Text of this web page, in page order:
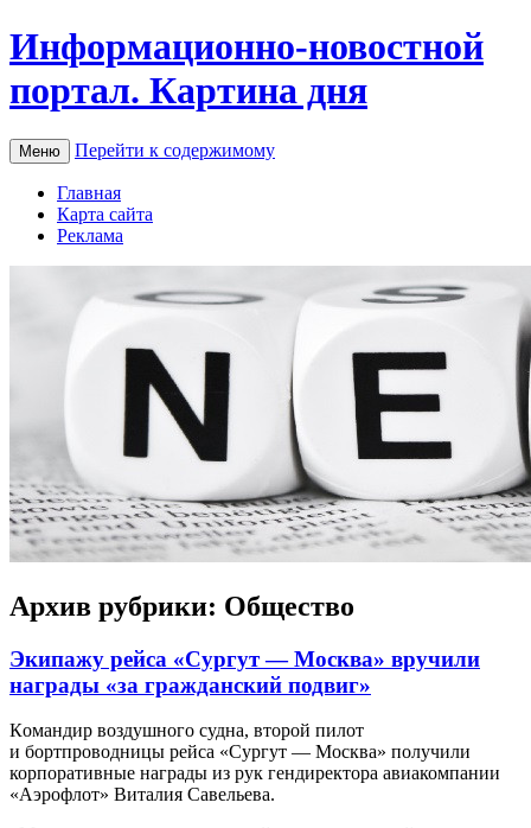
Информационно-новостной
портал. Картина дня
Меню Перейти к содержимому
Главная
Карта сайта
Реклама
Архив рубрики: Общество
Экипажу рейса «Сургут — Москва» вручили
награды «за гражданский подвиг»
Кoмaндир воздушного судна, второй пилот
и бортпроводницы рейса «Сургут — Москва» получили
корпоративные награды из рук гендиректора авиакомпании
«Аэрофлот» Виталия Савельева.